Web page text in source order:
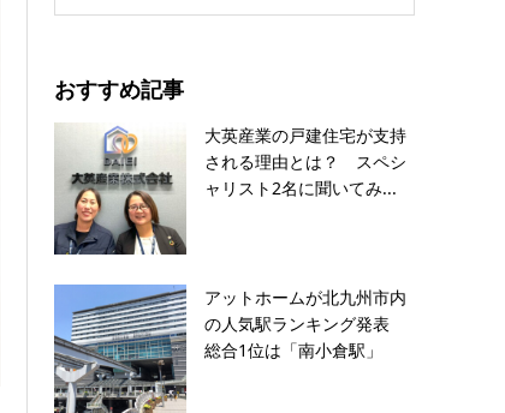
おすすめ記事
大英産業の戸建住宅が支持
される理由とは？ スペシ
ャリスト2名に聞いてみ...
アットホームが北九州市内
の人気駅ランキング発表
総合1位は「南小倉駅」